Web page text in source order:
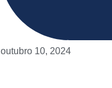
outubro 10, 2024